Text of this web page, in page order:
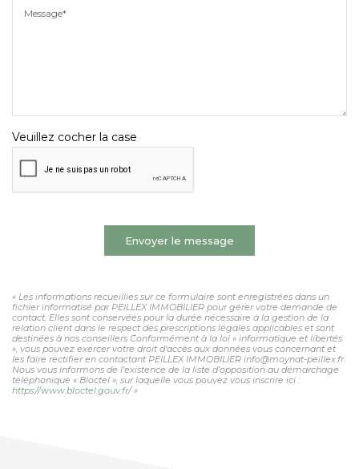
Message*
Veuillez cocher la case
Envoyer le message
« Les informations recueillies sur ce formulaire sont enregistrées dans un
fichier informatisé par PEILLEX IMMOBILIER pour gérer votre demande de
contact. Elles sont conservées pour la durée nécessaire à la gestion de la
relation client dans le respect des prescriptions légales applicables et sont
destinées à nos conseillers Conformément à la loi « informatique et libertés
», vous pouvez exercer votre droit d'accès aux données vous concernant et
les faire rectifier en contactant PEILLEX IMMOBILIER info@moynat-peillex.fr.
Nous vous informons de l'existence de la liste d'opposition au démarchage
téléphonique « Bloctel », sur laquelle vous pouvez vous inscrire ici :
https://www.bloctel.gouv.fr/»